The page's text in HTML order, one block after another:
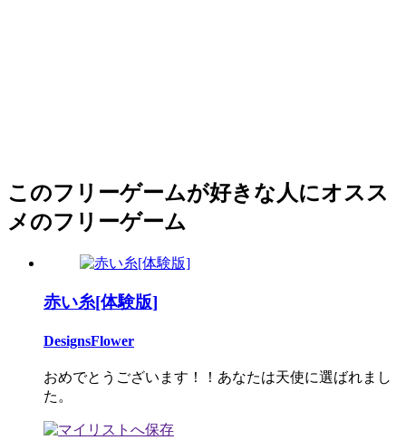
このフリーゲームが好きな人にオスス
メのフリーゲーム
赤い糸[体験版]
DesignsFlower
おめでとうございます！！あなたは天使に選ばれまし
た。